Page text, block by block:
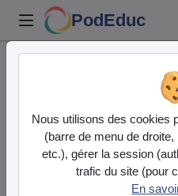
PodEduc
95 vidéos
Audio Vidéo
Direction de tri
Nous utilisons des cookies
(barre de menu de
etc.), gérer la session
trafic du site (pour
En